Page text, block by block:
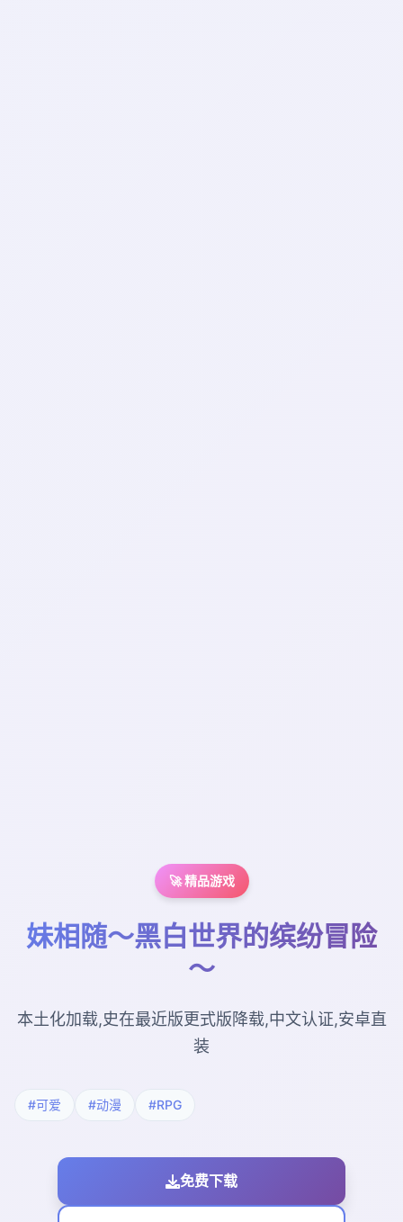
🚀 精品游戏
妹相随～黑白世界的缤纷冒险
～
本土化加载,史在最近版更式版降载,中文认证,安卓直
装
#可爱 #动漫 #RPG
免费下载